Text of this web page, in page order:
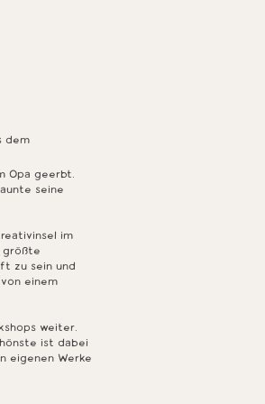
dem
Opa geerbt.
seine
im
größte
zu sein und
einem
weiter.
ist dabei
eigenen Werke